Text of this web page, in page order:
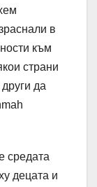
в
към
страни
да
средата
децата и